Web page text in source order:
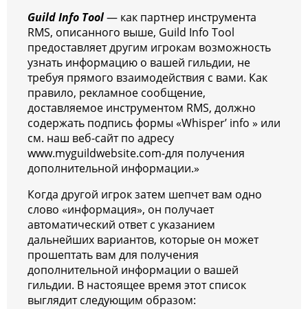
Guild Info Tool— как партнер инструмента
RMS, описанного выше, Guild Info Tool
предоставляет другим игрокам возможность
узнать информацию о вашей гильдии, не
требуя прямого взаимодействия с вами. Как
правило, рекламное сообщение,
доставляемое инструментом RMS, должно
содержать подпись формы «Whisper’ info » или
см. наш веб-сайт по адресу
www.myguildwebsite.com-для получения
дополнительной информации.»
Когда другой игрок затем шепчет вам одно
слово «информация», он получает
автоматический ответ с указанием
дальнейших вариантов, которые он может
прошептать вам для получения
дополнительной информации о вашей
гильдии. В настоящее время этот список
выглядит следующим образом: